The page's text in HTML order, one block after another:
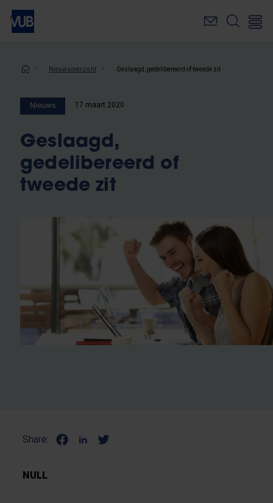
Overslaan
naar
inhoudKruimelpad
Nieuwsoverzicht Geslaagd, gedelibereerd of tweede zit
Nieuws 17 maart 2020
Geslaagd,
gedelibereerd of
tweede zit
Share:
NULL